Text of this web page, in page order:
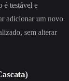
é testável e
adicionar um novo
sem alterar